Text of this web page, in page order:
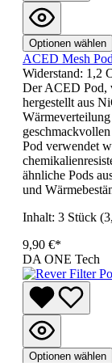
Optionen wählen
ACED Mesh Pod
Widerstand: 1,2
Der ACED Pod,
hergestellt aus
Pod verwendet
ähnliche Pods
und
Inhalt: 3 Stück
9,90 €*
DA ONE Tech
Optionen wählen